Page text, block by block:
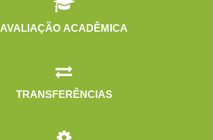
AVALIAÇÃO ACADÊMICA
TRANSFERÊNCIAS